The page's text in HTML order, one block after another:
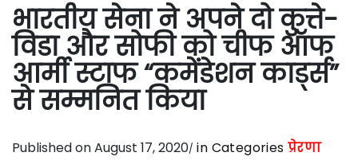
भारतीय सेना ने अपने दो कुत्ते-
विडा और सोफी को चीफ ऑफ
आर्मी स्टाफ “कमेंडेशन कार्ड्स”
से सम्मनित किया
Published on August 17, 2020 in Categories प्रेरणा